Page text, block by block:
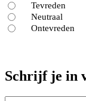
Tevreden
Neutraal
Ontevreden
Schrijf je in